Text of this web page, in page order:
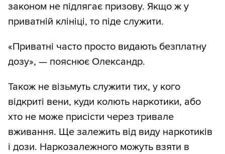
законом не підлягає призову. Якщо ж у
приватній клініці, то піде служити.
«Приватні часто просто видають безплатну
дозу», — пояснює Олександр.
Також не візьмуть служити тих, у кого
відкриті вени, куди колють наркотики, або
хто не може присісти через тривале
вживання. Ще залежить від виду наркотиків
і дози. Наркозалежного можуть взяти в